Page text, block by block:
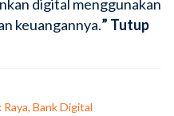
digital menggunakan
keuangannya.” Tutup
Bank Digital